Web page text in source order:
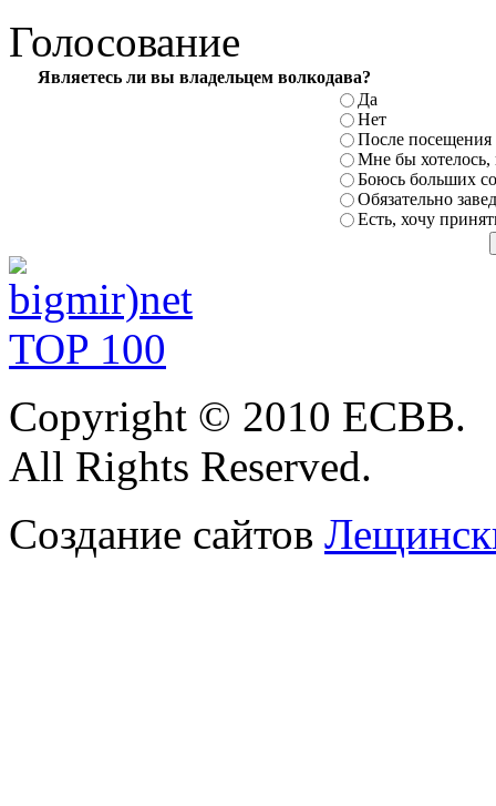
Голосование
Являетесь ли вы владельцем волкодава?
Да
Нет
После посещения
Мне бы
Боюсь больших
Обязательно
Есть, хочу
Copyright © 2010 ЕСВВ.
All Rights Reserved.
Создание сайтов